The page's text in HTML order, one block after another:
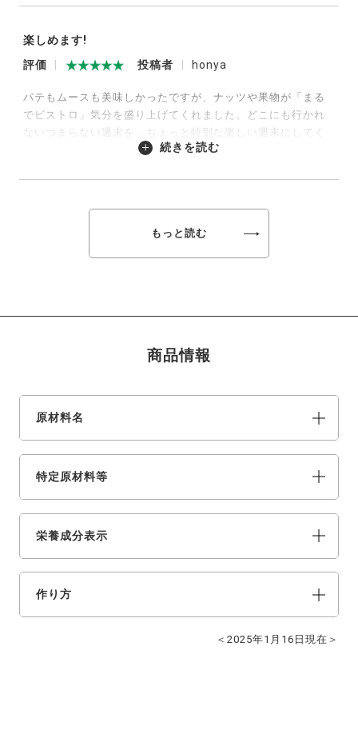
2025/02/27
楽しめます!
評価
投稿者 honya
パテもムースも美味しかったですが、ナッツや果物が「まる
でビストロ」気分を盛り上げてくれました。どこにも行かれ
ないつまらない週末を、ちょっと特別な楽しい週末にしてく
れます。ただ、日にちの変更締切がかなり前なので、ちょっ
続きを読む
もっと読む
商品情報
原材料名
特定原材料等
栄養成分表示
作り方
＜2025年1月16日現在＞